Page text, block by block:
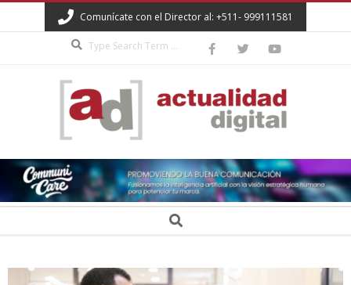
to
Comunícate con el Director al: +511- 999111581
ACTUALIDAD
DIGITAL Search